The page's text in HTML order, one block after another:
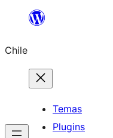
Saltar
contenido
Chile
Temas
Plugins